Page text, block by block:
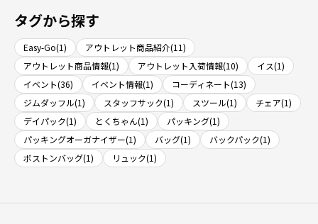
タグから探す
Easy-Go(1)
アウトレット商品紹介(11)
アウトレット商品情報(1)
アウトレット入荷情報(10)
イス(1)
イベント(36)
イベント情報(1)
コーディネート(13)
ジムダッフル(1)
スタッフサック(1) スツール(1)
チェア(1)
デイパック(1)
とくちゃん(1)
パッキング(1)
パッキングオーガナイザー(1)
バッグ(1)
バックパック(1)
ボストンバッグ(1)
リュック(1)